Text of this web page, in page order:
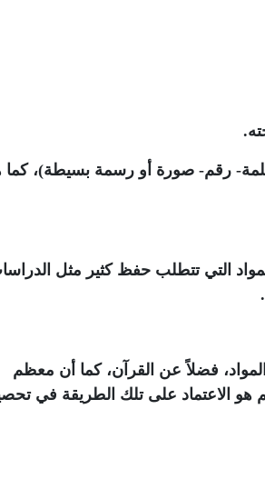
رقم- صورة أو رسمة بسيطة)،
التي تتطلب حفظ كثير مثل
فضلاً عن القرآن، كما أن معظم
هو الاعتماد على تلك الطريقة في